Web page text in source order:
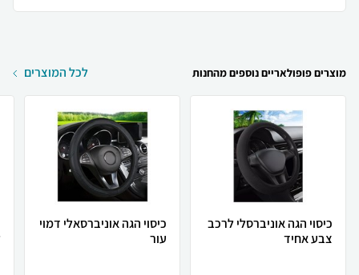
מוצרים פופולאריים נוספים מהחנות לכל המוצרים
כיסוי הגה אוניברסלי לרכב
צבע אחיד
כיסוי הגה אוניברסאלי דמוי
עור